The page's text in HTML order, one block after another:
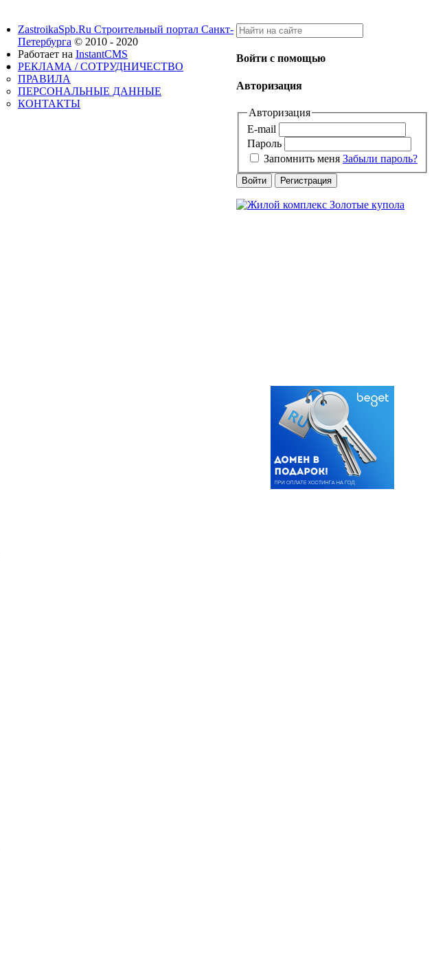
Войти с помощью
Авторизация
Авторизация
E-mail
Пароль
Запомнить меня Забыли пароль?
Войти Регистрация
ZastroikaSpb.Ru Строительный портал Санкт-
Петербурга © 2010 - 2020
Работает на InstantCMS
РЕКЛАМА / СОТРУДНИЧЕСТВО
ПРАВИЛА
ПЕРСОНАЛЬНЫЕ ДАННЫЕ
КОНТАКТЫ